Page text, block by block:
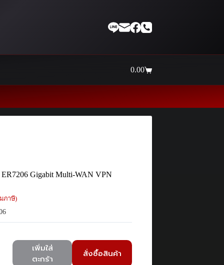
Shopping
0.00
Gigabit Multi-WAN VPN
ภาษี)
เพิ่มใส่
ตะกร้า
สั่งซื้อสินค้า